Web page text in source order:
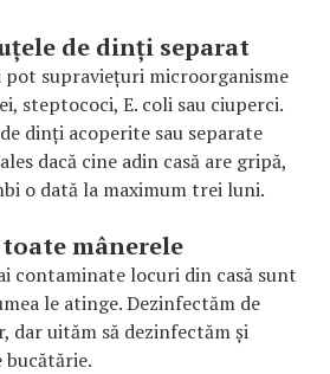
de dinți separat
pot supraviețuri microorganisme
steptococi, E. coli sau ciuperci.
dinți acoperite sau separate
dacă cine adin casă are gripă,
o dată la maximum trei luni.
mânerele
contaminate locuri din casă sunt
le atinge. Dezinfectăm de
dar uităm să dezinfectăm și
bucătărie.